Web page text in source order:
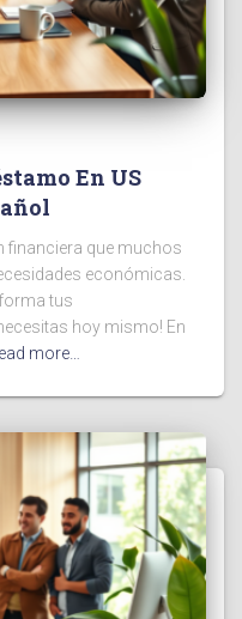
En US
financiera que muchos
económicas.
tus
hoy mismo! En
more…